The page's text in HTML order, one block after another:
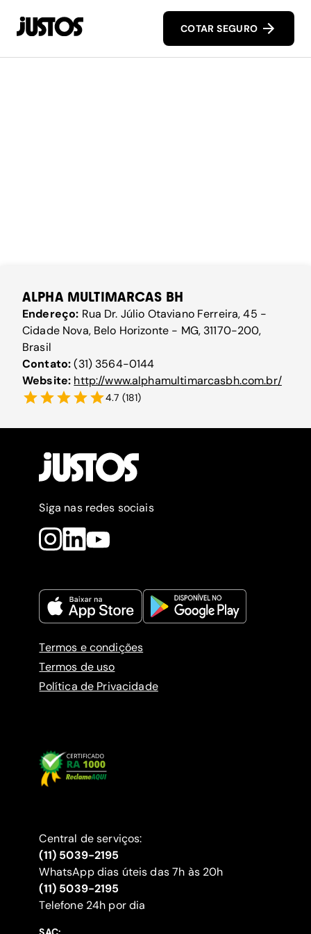
COTAR SEGURO
ALPHA MULTIMARCAS BH
Endereço: Rua Dr. Júlio Otaviano Ferreira, 45 -
Cidade Nova, Belo Horizonte - MG, 31170-200,
Brasil
Contato:(31) 3564-0144
Website: http://www.alphamultimarcasbh.com.br/
4.7 (181)
Siga nas redes sociais
Termos e condições
Termos de uso
Política de Privacidade
Central de serviços:
(11) 5039-2195
WhatsApp dias úteis das 7h às 20h
(11) 5039-2195
‍Telefone 24h por dia